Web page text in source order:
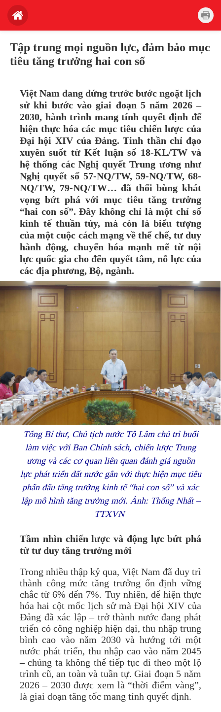
Tập trung mọi nguồn lực, đảm bảo mục
tiêu tăng trưởng hai con số
Việt Nam đang đứng trước bước ngoặt lịch
sử khi bước vào giai đoạn 5 năm 2026 –
2030, hành trình mang tính quyết định để
hiện thực hóa các mục tiêu chiến lược của
Đại hội XIV của Đảng. Tinh thần chỉ đạo
xuyên suốt từ Kết luận số 18-KL/TW và
hệ thống các Nghị quyết Trung ương như
Nghị quyết số 57-NQ/TW, 59-NQ/TW, 68-
NQ/TW, 79-NQ/TW… đã thổi bùng khát
vọng bứt phá với mục tiêu tăng trưởng
“hai con số”. Đây không chỉ là một chỉ số
kinh tế thuần túy, mà còn là biểu tượng
của một cuộc cách mạng về thể chế, tư duy
hành động, chuyển hóa mạnh mẽ từ nội
lực quốc gia cho đến quyết tâm, nỗ lực của
các địa phương, Bộ, ngành.
Tổng Bí thư, Chủ tịch nước Tô Lâm chủ trì buổi
làm việc với Ban Chính sách, chiến lược Trung
ương và các cơ quan liên quan đánh giá nguồn
lực phát triển đất nước gắn với thực hiện mục tiêu
phấn đấu tăng trưởng kinh tế “hai con số” và xác
lập mô hình tăng trưởng mới. Ảnh: Thống Nhất –
TTXVN
Tầm nhìn chiến lược và động lực bứt phá
từ tư duy tăng trưởng mới
Trong nhiều thập kỷ qua, Việt Nam đã duy trì
thành công mức tăng trưởng ổn định vững
chắc từ 6% đến 7%. Tuy nhiên, để hiện thực
hóa hai cột mốc lịch sử mà Đại hội XIV của
Đảng đã xác lập – trở thành nước đang phát
triển có công nghiệp hiện đại, thu nhập trung
bình cao vào năm 2030 và hướng tới một
nước phát triển, thu nhập cao vào năm 2045
– chúng ta không thể tiếp tục đi theo một lộ
trình cũ, an toàn và tuần tự. Giai đoạn 5 năm
2026 – 2030 được xem là “thời điểm vàng”,
là giai đoạn tăng tốc mang tính quyết định.